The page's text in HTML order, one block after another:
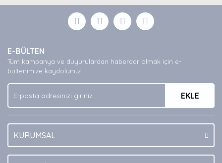
Yorum Yaz
formunu kullanarak tarafımıza iletebilirsiniz.
Görüş ve önerileriniz için teşekkür ederiz.
Ürün açıklamasında eksik bilgiler bulunuyor.
Ürün bilgilerinde hatalar bulunuyor.
Ürün fiyatı diğer sitelerden daha pahalı.
Bu ürüne benzer farklı alternatifler olmalı.
E-BÜLTEN
Tüm kampanya ve duyurulardan haberdar olmak için e-
bültenimize kaydolunuz.
EKLE
KURUMSAL